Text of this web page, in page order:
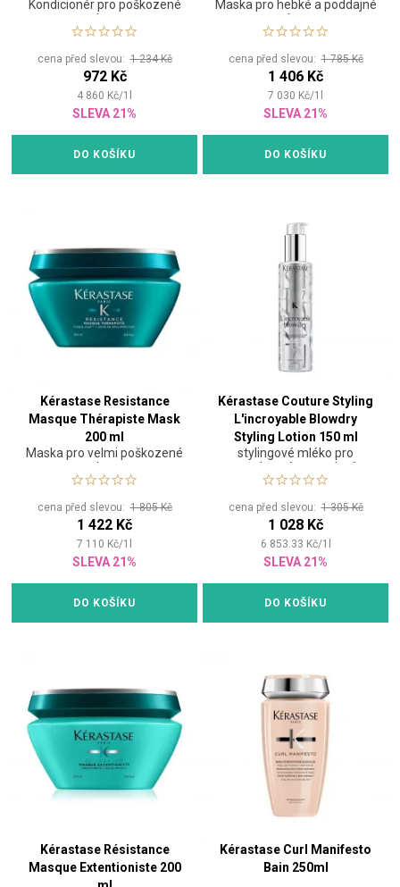
Kondicionér pro poškozené
vlasy
cena před slevou:1 234 Kč
972 Kč
4 860 Kč/1
SLEVA 21%
DO KOŠÍKU
Maska pro hebké a poddajné
vlasy
cena před slevou:1 785 Kč
1 406 Kč
7 030 Kč/1
SLEVA 21%
DO KOŠÍKU
Kérastase Resistance
Masque Thérapiste Mask
200 ml
Maska pro velmi poškozené
vlasy
cena před slevou:1 805 Kč
1 422 Kč
7 110 Kč/1
SLEVA 21%
DO KOŠÍKU
Kérastase Couture Styling
L'incroyable Blowdry
Styling Lotion 150 ml
stylingové mléko pro
tepelnou úpravu vlasů
cena před slevou:1 305 Kč
1 028 Kč
6 853.33 Kč/1
SLEVA 21%
DO KOŠÍKU
Kérastase Résistance
Masque Extentioniste 200
Kérastase Curl Manifesto
Bain 250ml